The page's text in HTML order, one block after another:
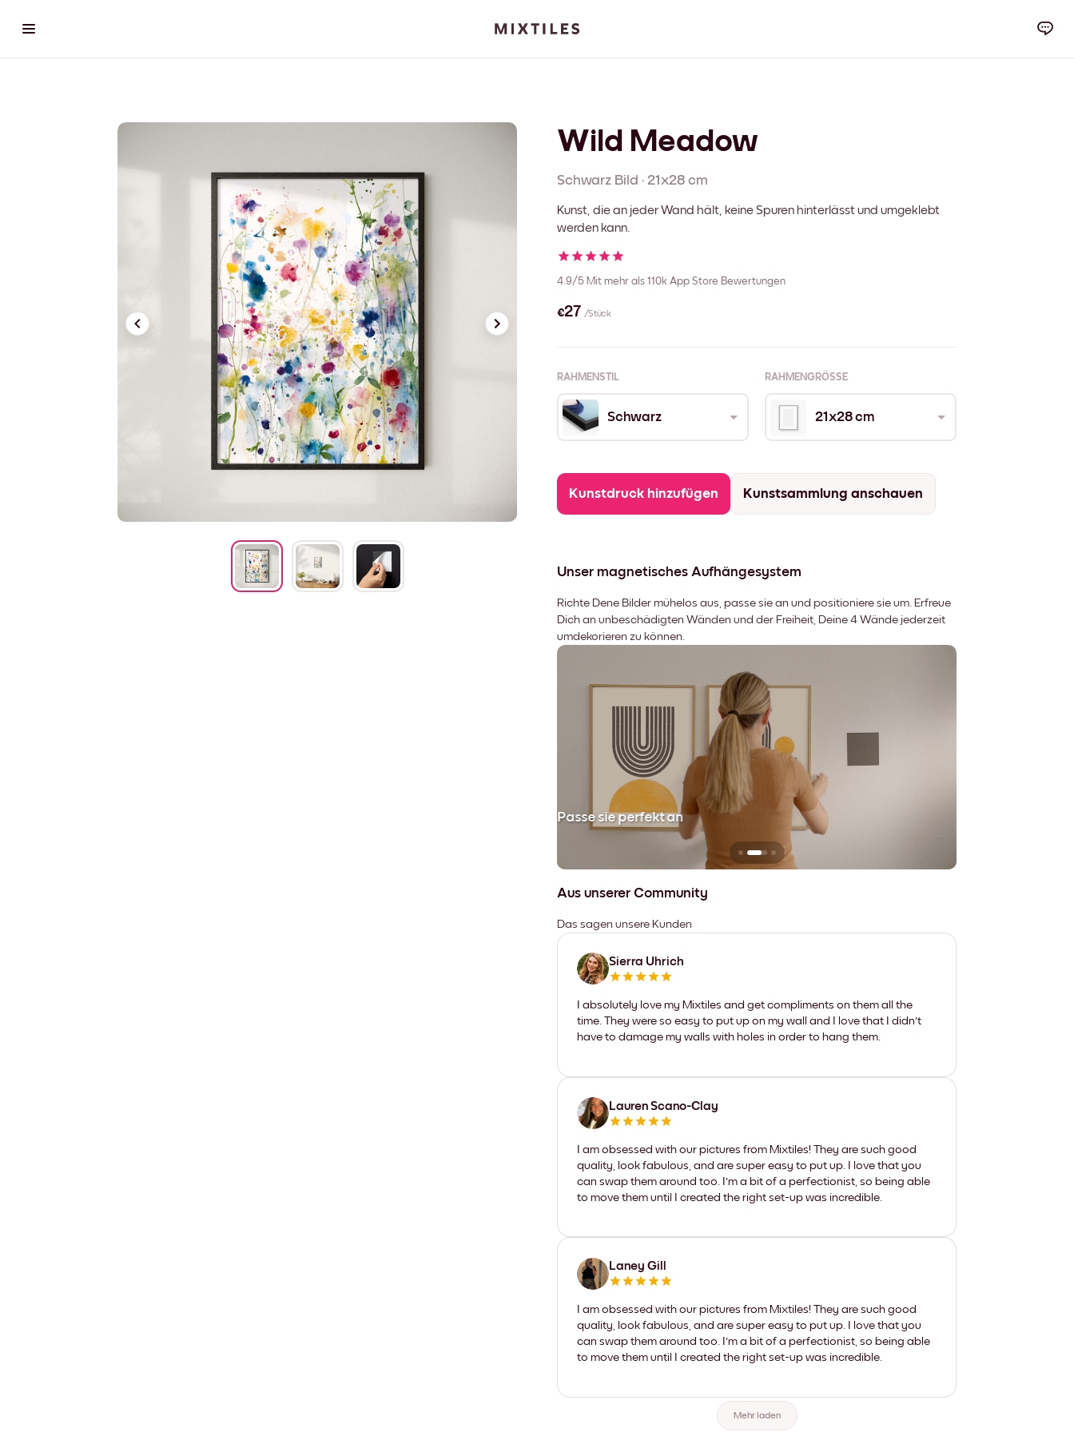
Wild Meadow
Schwarz Bild · 21x28 cm
Kunst, die an jeder Wand hält, keine Spuren hinterlässt und umgeklebt
werden kann.
4.9/5 Mit mehr als 110k App Store Bewertungen
€27 /Stück
RAHMENSTIL RAHMENGRÖSSE
Schwarz 21x28 cm
Kunstdruck hinzufügen Kunstsammlung anschauen
Unser magnetisches Aufhängesystem
Richte Dene Bilder mühelos aus, passe sie an und positioniere sie um. Erfreue
Dich an unbeschädigten Wänden und der Freiheit, Deine 4 Wände jederzeit
umdekorieren zu können.
Passe sie perfekt an
Aus unserer Community
Das sagen unsere Kunden
Sierra Uhrich
I absolutely love my Mixtiles and get compliments on them all the
time. They were so easy to put up on my wall and I love that I didn't
have to damage my walls with holes in order to hang them.
Lauren Scano-Clay
I am obsessed with our pictures from Mixtiles! They are such good
quality, look fabulous, and are super easy to put up. I love that you
can swap them around too. I'm a bit of a perfectionist, so being able
to move them until I created the right set-up was incredible.
Laney Gill
I am obsessed with our pictures from Mixtiles! They are such good
quality, look fabulous, and are super easy to put up. I love that you
can swap them around too. I'm a bit of a perfectionist, so being able
to move them until I created the right set-up was incredible.
Mehr laden